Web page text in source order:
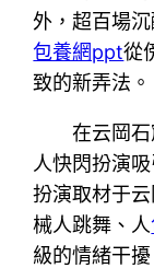
外，超百場
包養網ppt從
致的新弄法。
在云岡石
人快閃扮演
扮演取材于
械人跳舞、人
級的情緒干